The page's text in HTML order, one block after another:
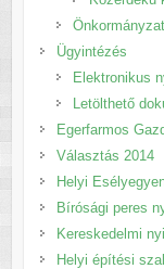
Ügyintézés
Elektronikus
Letölthető
Egerfarmos
Választás 2014
Helyi
Bírósági peres
Kereskedelmi
Helyi építési